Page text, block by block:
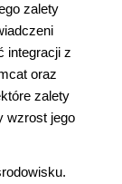
zalety
integracji z
oraz
zalety
wzrost jego